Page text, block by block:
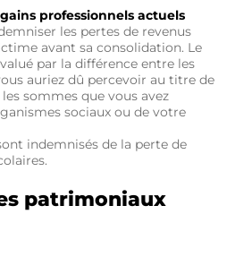
professionnels actuels
les pertes de revenus
avant sa consolidation. Le
par la différence entre les
auriez dû percevoir au titre de
sommes que vous avez
sociaux ou de votre
indemnisés de la perte de
patrimoniaux